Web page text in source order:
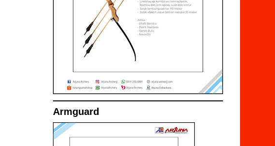
Armguard